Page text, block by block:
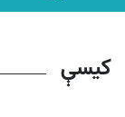
کیسې